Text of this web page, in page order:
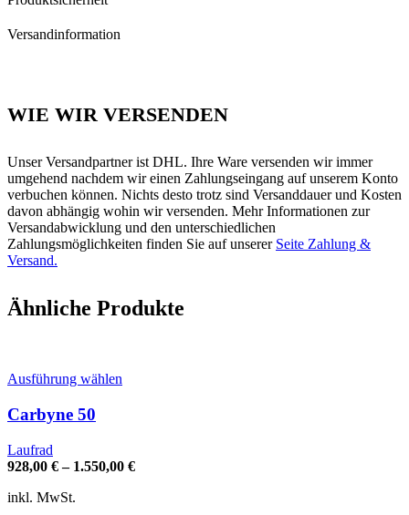
Versandinformation
WIE WIR VERSENDEN
Unser Versandpartner ist DHL. Ihre Ware versenden wir immer
umgehend nachdem wir einen Zahlungseingang auf unserem Konto
verbuchen können. Nichts desto trotz sind Versanddauer und Kosten
davon abhängig wohin wir versenden. Mehr Informationen zur
Versandabwicklung und den unterschiedlichen
Zahlungsmöglichkeiten finden Sie auf unserer Seite Zahlung &
Versand.
Ähnliche Produkte
Ausführung wählen
auf.
Carbyne 50
Laufrad
928,00 €– 1.550,00 €
inkl. MwSt.